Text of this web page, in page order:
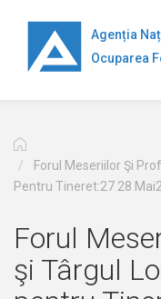
основному
содержанию
Agenția
Ocuparea
Forul Meseriilor Şi
Pentru Tineret:27 28
Forul
şi Târgul